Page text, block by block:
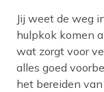
Jij weet de weg
hulpkok komen
wat zorgt voor
alles goed
het bereiden